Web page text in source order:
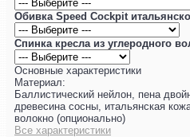
Обивка Speed ​​Cockpit
Спинка кресла из углеродного
Основные характеристики
Материал:
Баллистический нейлон, пена
древесина сосны, итальянская
волокно (опционально)
Все характеристики